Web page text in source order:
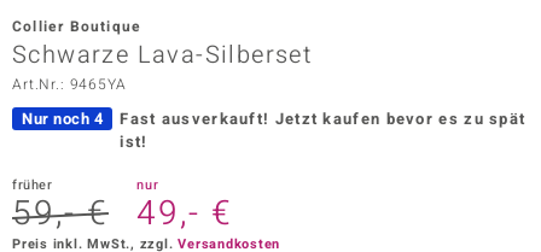
Vogue
Collier Boutique
Schwarze Lava-Silberset
Art.Nr.: 9465YA
Nur noch 4 Fast ausverkauft! Jetzt kaufen bevor es zu spät
ist!
früher
59,- €
nur
49,- €
Preis inkl. MwSt., zzgl.Versandkosten